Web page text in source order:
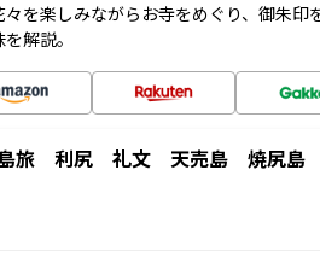
を楽しみながらお寺をめぐり、御朱印
解説。
旅 利尻 礼文 天売島 焼尻島